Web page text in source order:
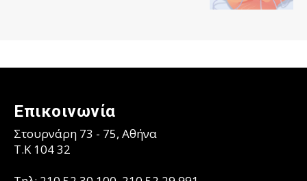
Επικοινωνία
Στουρνάρη 73 - 75, Αθήνα
T.K 104 32